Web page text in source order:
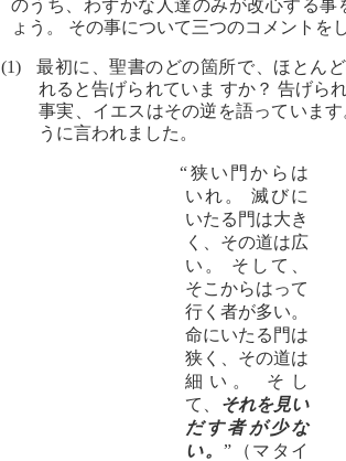
のうち、わずかな人達のみが改心する事
ょう。 その事について三つのコメントを
(1) 最初に、聖書のどの箇所で、ほとん
れると告げられていま すか？ 告げら
事実、イエスはその逆を語っています
うに言われました。
“狭い門からは
いれ。 滅びに
いたる門は大き
く、その道は広
い。 そして、
そこからはって
行く者が多い。
命にいたる門は
狭く、その道は
細い。 そし
て、
それを見い
だす者が少な
い。 ”（マタイ